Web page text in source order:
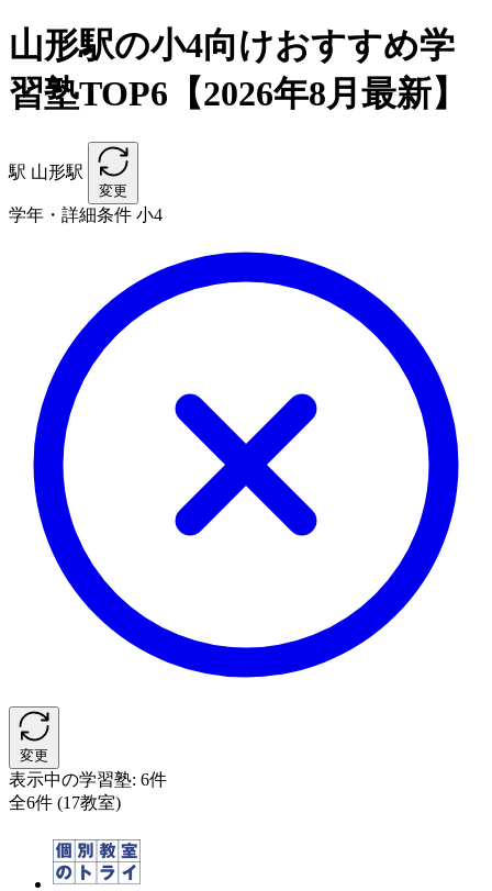
山形駅の小4向けおすすめ学
習塾TOP6【2026年8月最新】
駅 山形駅
変更
学年・詳細条件 小4
変更
表示中の学習塾: 6件
全6件 (17教室)